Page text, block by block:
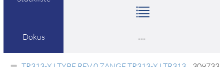
Dokus ---